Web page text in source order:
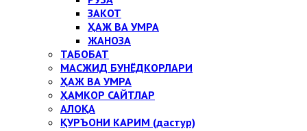
ЗАКОТ
ҲАЖ ВА УМРА
ЖАНОЗА
ТАБОБАТ
МАСЖИД БУНЁДКОРЛАРИ
ҲАЖ ВА УМРА
ҲАМКОР САЙТЛАР
АЛОҚА
ҚУРЪОНИ КАРИМ (дастур)